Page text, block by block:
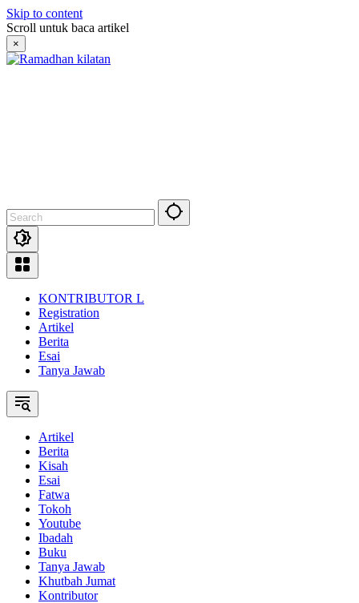
Skip to content
Scroll untuk baca artikel
×
KONTRIBUTOR L
Registration
Artikel
Berita
Esai
Tanya Jawab
Artikel
Berita
Kisah
Esai
Fatwa
Tokoh
Youtube
Ibadah
Buku
Tanya Jawab
Khutbah Jumat
Kontributor